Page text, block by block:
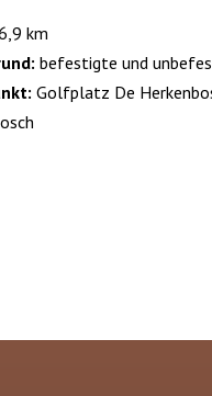
km
befestigte und
Golfplatz De